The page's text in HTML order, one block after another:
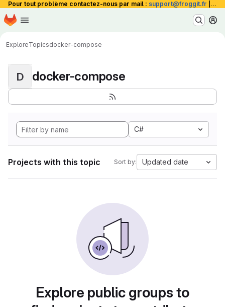
Pour tout problème contactez-nous par mail : support@froggit.fr La
Skip to main content
Homepage
ExploreTopicsdocker-compose
D docker-compose
C#
Projects with this topic Sort by: Updated date
Explore public groups to